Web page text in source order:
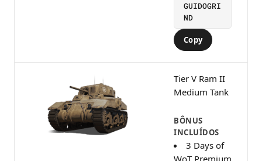
GUIDOGRI
ND
Copy
Tier V Ram II
Medium Tank
BÔNUS
INCLUÍDOS
3 Days of
WoT Premium